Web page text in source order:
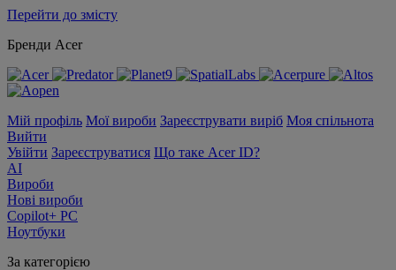
Перейти до змісту
Бренди Acer
Мій профіль Мої вироби Зареєструвати виріб Моя спільнота
Вийти
Увійти Зареєструватися Що таке Acer ID?
AI
Вироби
Нові вироби
Copilot+ PC
Ноутбуки
За категорією